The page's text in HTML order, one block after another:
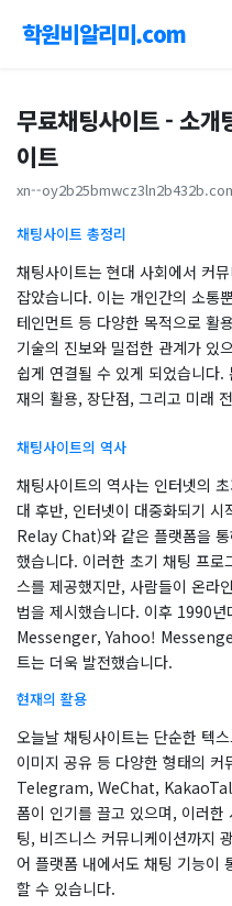
학원비알리미.com
무료채팅사이트 - 소개
이트
xn--
채팅사이트 총정리
채팅사이트는 현대 사회에서 커
잡았습니다. 이는 개인간의 소통
테인먼트 등 다양한 목적으로 활
기술의 진보와 밀접한 관계가 있
쉽게 연결될 수 있게 되었습니다
재의 활용, 장단점, 그리고 미래
채팅사이트의 역사
채팅사이트의 역사는 인터넷의
대 후반, 인터넷이 대중화되기
Relay Chat)와 같은 플랫폼을
했습니다. 이러한 초기 채팅 프로
스를 제공했지만, 사람들이 온라
법을 제시했습니다. 이후 1990
Messenger, Yahoo!
트는 더욱 발전했습니다.
현재의 활용
오늘날 채팅사이트는 단순한 텍
이미지 공유 등 다양한 형태의
Telegram, WeChat,
폼이 인기를 끌고 있으며, 이러
팅, 비즈니스 커뮤니케이션까지
어 플랫폼 내에서도 채팅 기능이
할 수 있습니다.